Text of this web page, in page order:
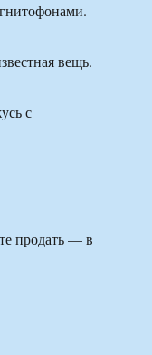
вещь.
с
продать — в